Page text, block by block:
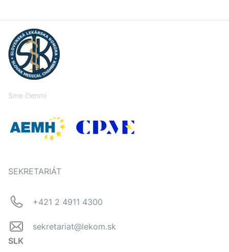
Sme členmi
SEKRETARIÁT
+421 2 4911 4300
sekretariat@lekom.sk
SLK